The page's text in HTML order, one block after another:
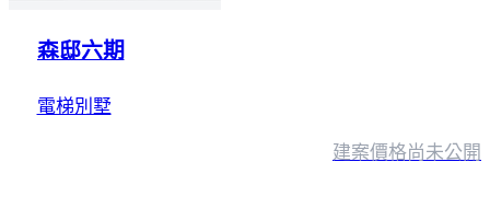
森邸六期
電梯別墅
建案價格尚未公開